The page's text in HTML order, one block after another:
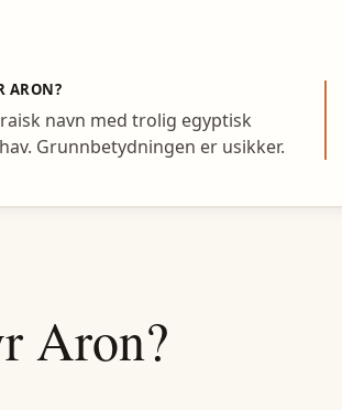
ARON?
navn med trolig egyptisk
Grunnbetydningen er usikker.
Aron?